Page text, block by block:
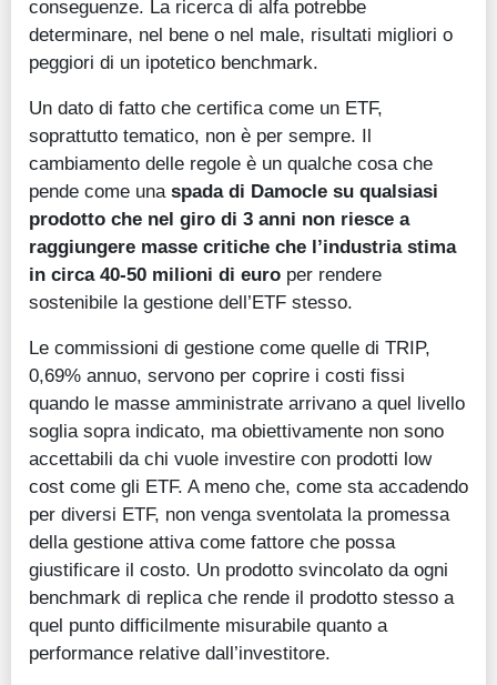
conseguenze. La ricerca di alfa potrebbe
determinare, nel bene o nel male, risultati migliori o
peggiori di un ipotetico benchmark.
Un dato di fatto che certifica come un ETF,
soprattutto tematico, non è per sempre. Il
cambiamento delle regole è un qualche cosa che
pende come una spada di Damocle su qualsiasi
prodotto che nel giro di 3 anni non riesce a
raggiungere masse critiche che l’industria stima
in circa 40-50 milioni di euro per rendere
sostenibile la gestione dell’ETF stesso.
Le commissioni di gestione come quelle di TRIP,
0,69% annuo, servono per coprire i costi fissi
quando le masse amministrate arrivano a quel livello
soglia sopra indicato, ma obiettivamente non sono
accettabili da chi vuole investire con prodotti low
cost come gli ETF. A meno che, come sta accadendo
per diversi ETF, non venga sventolata la promessa
della gestione attiva come fattore che possa
giustificare il costo. Un prodotto svincolato da ogni
benchmark di replica che rende il prodotto stesso a
quel punto difficilmente misurabile quanto a
performance relative dall’investitore.